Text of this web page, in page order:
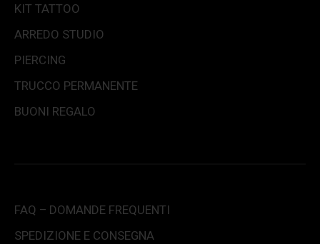
KIT TATTOO
ARREDO STUDIO
PIERCING
TRUCCO PERMANENTE
BUONI REGALO
FAQ – DOMANDE FREQUENTI
SPEDIZIONE E CONSEGNA